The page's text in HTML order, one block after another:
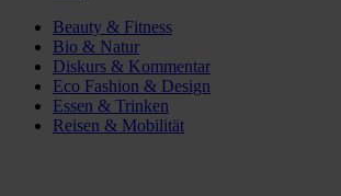
Beauty & Fitness
Bio & Natur
Diskurs & Kommentar
Eco Fashion & Design
Essen & Trinken
Reisen & Mobilität